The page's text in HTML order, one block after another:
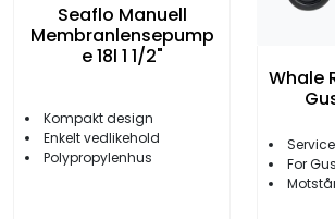
Seaflo Manuell
Membranlensepump
e 18l 1 1/2"
Kompakt design
Enkelt vedlikehold
Polypropylenhus
Whale
For